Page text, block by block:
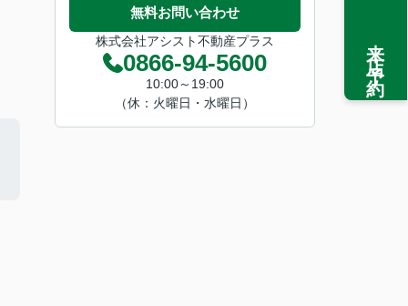
無料お問い合わせ
株式会社アシスト不動産プラス
0866-94-5600
10:00～19:00
（休：火曜日・水曜日）
来店予約